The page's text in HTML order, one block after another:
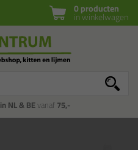
0 producten
in winkelwagen
in NL & BEvanaf75,-